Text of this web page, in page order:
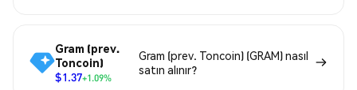
Gram (prev.
Toncoin)
$1.37+1.09%
Gram (prev. Toncoin) (GRAM) nasıl
satın alınır?